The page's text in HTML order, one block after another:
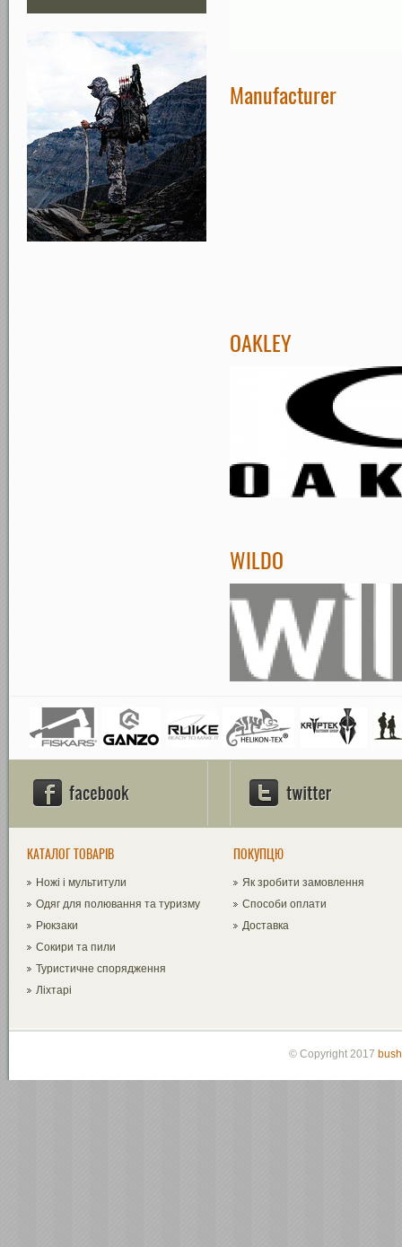
Manufacturer
OAKLEY
WILDO
КАТАЛОГ ТОВАРІВ
Ножі і мультитули
Одяг для полювання та туризму
Рюкзаки
Сокири та пили
Туристичне спорядження
Ліхтарі
ПОКУПЦЮ
Як зробити замовлення
Способи оплати
Доставка
© Copyright 2017